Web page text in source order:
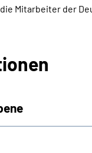
Mitarbeiter der